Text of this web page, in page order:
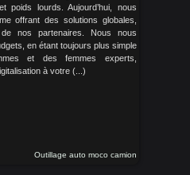
poids lourds. Aujourd’hui, nous
offrant des solutions globales,
de nos partenaires. Nous nous
en étant toujours plus simple
et des femmes experts,
à votre (...)
Outillage auto moco camion